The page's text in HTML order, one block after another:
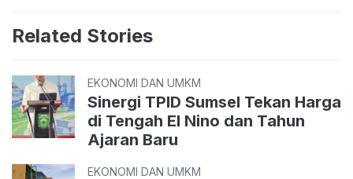
Related Stories
EKONOMI DAN UMKM
Sinergi TPID Sumsel Tekan Harga
di Tengah El Nino dan Tahun
Ajaran Baru
EKONOMI DAN UMKM